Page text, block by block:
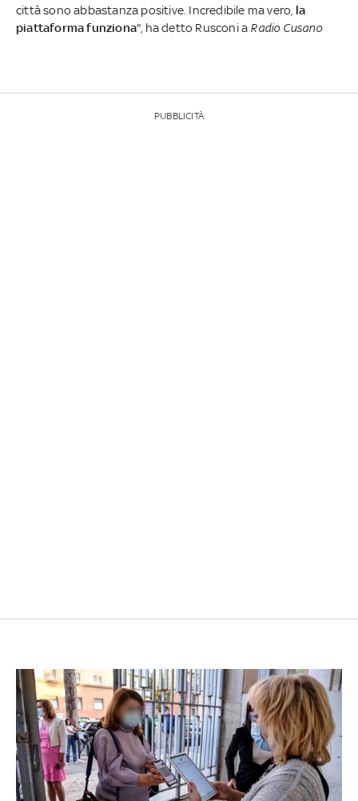
città sono abbastanza positive. Incredibile ma vero, la
piattaforma funziona", ha detto Rusconi a Radio Cusano
PUBBLICITÀ